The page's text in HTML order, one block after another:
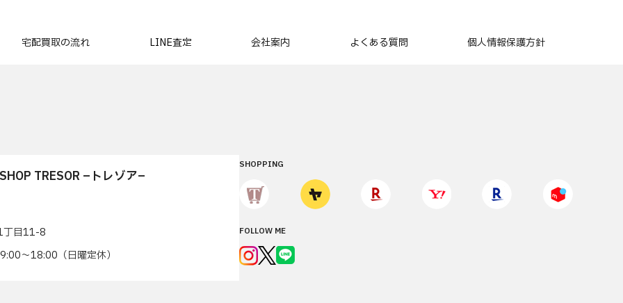
宅配買取の流れ LINE査定 会社案内 よくある質問 個人情報保護方針
TRESOR –トレゾア–
丁目11-8
〜18:00（日曜定休）
SHOPPING
FOLLOW ME